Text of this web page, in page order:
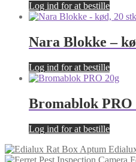
Log ind for at bestille
Nara Blokke –
Log ind for at bestille
Bromablok PRO
Log ind for at bestille